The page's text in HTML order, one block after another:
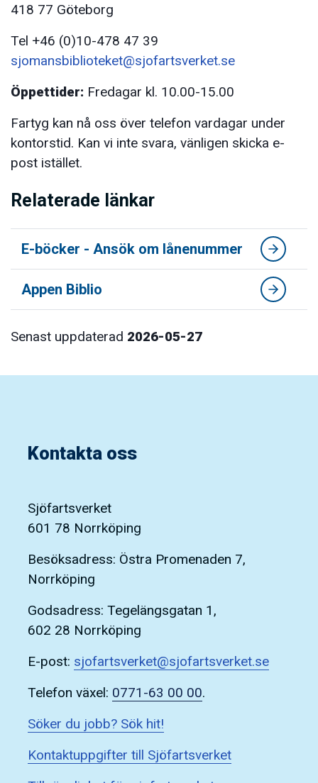
418 77 Göteborg
Tel +46 (0)10-478 47 39
sjomansbiblioteket@sjofartsverket.se
Öppettider: Fredagar kl. 10.00-15.00
Fartyg kan nå oss över telefon vardagar under
kontorstid. Kan vi inte svara, vänligen skicka e-
post istället.
Relaterade länkar
E-böcker - Ansök om lånenummer
Appen Biblio
Senast uppdaterad 2026-05-27
Kontakta oss
Sjöfartsverket
601 78 Norrköping
Besöksadress: Östra Promenaden 7,
Norrköping
Godsadress: Tegelängsgatan 1,
602 28 Norrköping
E-post: sjofartsverket@sjofartsverket.se
Telefon växel: 0771-63 00 00.
Söker du jobb? Sök hit!
Kontaktuppgifter till Sjöfartsverket